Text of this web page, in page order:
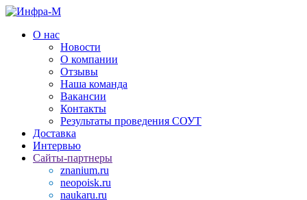
О нас
Новости
О компании
Отзывы
Наша команда
Вакансии
Контакты
Результаты проведения СОУТ
Доставка
Интервью
Сайты-партнеры
znanium.ru
neopoisk.ru
naukaru.ru